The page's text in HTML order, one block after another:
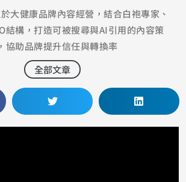
大健康品牌內容經營，結合白袍專家、
結構，打造可被搜尋與AI引用的內容策
協助品牌提升信任與轉換率
全部文章